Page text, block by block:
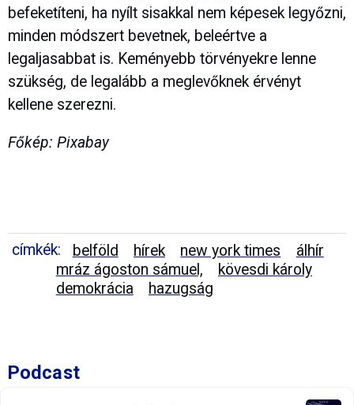
befeketíteni, ha nyílt sisakkal nem képesek legyőzni,
minden módszert bevetnek, beleértve a
legaljasabbat is. Keményebb törvényekre lenne
szükség, de legalább a meglevőknek érvényt
kellene szerezni.
Főkép: Pixabay
címkék: belföld hírek new york times
álhír
mráz ágoston sámuel,
kövesdi károly
demokrácia
hazugság
Podcast